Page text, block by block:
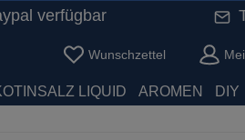
verfügbar
Wunschzettel Du hast 0
LIQUID AROMEN DIY